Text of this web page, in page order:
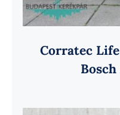
Corratec